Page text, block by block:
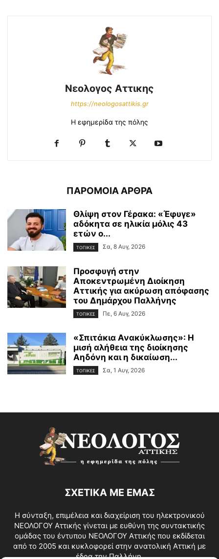
Νεολογος Αττικης
https://neologosattikis.gr
Η εφημερίδα της πόλης
ΠΑΡΟΜΟΙΑ ΑΡΘΡΑ
Θλίψη στον Γέρακα: «Έφυγε»
αδόκητα σε ηλικία μόλις 43
ετών ο...
ΤΟΠΙΚΕΣ Σα, 8 Αυγ, 2026
Προσφυγή στην
Αποκεντρωμένη Διοίκηση
Αττικής για ακύρωση απόφασης
του Δημάρχου Παλλήνης
ΤΟΠΙΚΕΣ Πε, 6 Αυγ, 2026
«Σπιτάκια Ανακύκλωσης»: Η
μισή αλήθεια της διοίκησης
Αηδόνη και η δικαίωση...
ΤΟΠΙΚΕΣ Σα, 1 Αυγ, 2026
ΣΧΕΤΙΚΑ ΜΕ ΕΜΑΣ
Η σύνταξη, επιμέλεια και διαχείριση του ηλεκτρονικού
ΝΕΟΛΟΓΟΥ Αττικής γίνεται με ευθύνη της συντακτικής
ομάδας του έντυπου ΝΕΟΛΟΓΟΥ Αττικής που εκδίδεται
από το 2005 και κυκλοφορεί στην ανατολική Αττική με
έδρα την Παλλήνη.